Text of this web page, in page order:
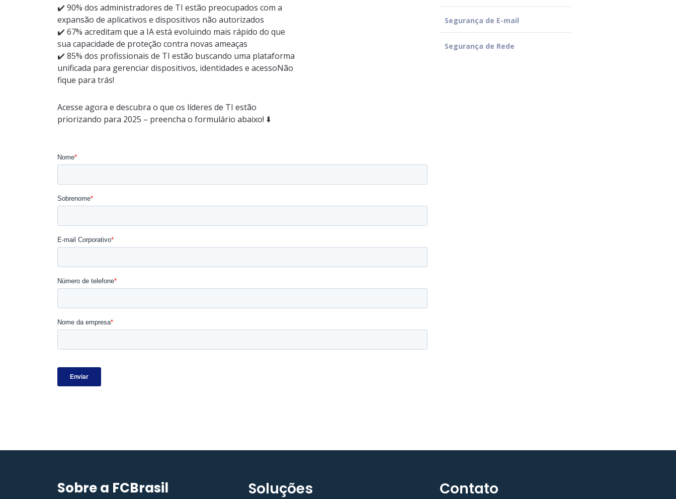
✔️ 90% dos administradores de TI estão preocupados com a
expansão de aplicativos e dispositivos não autorizados
✔️ 67% acreditam que a IA está evoluindo mais rápido do que
sua capacidade de proteção contra novas ameaças
✔️ 85% dos profissionais de TI estão buscando uma plataforma
unificada para gerenciar dispositivos, identidades e acessoNão
fique para trás!
Acesse agora e descubra o que os líderes de TI estão
priorizando para 2025 – preencha o formulário abaixo! ⬇️
Segurança de E-mail
Segurança de Rede
Sobre a FCBrasil Soluções Contato